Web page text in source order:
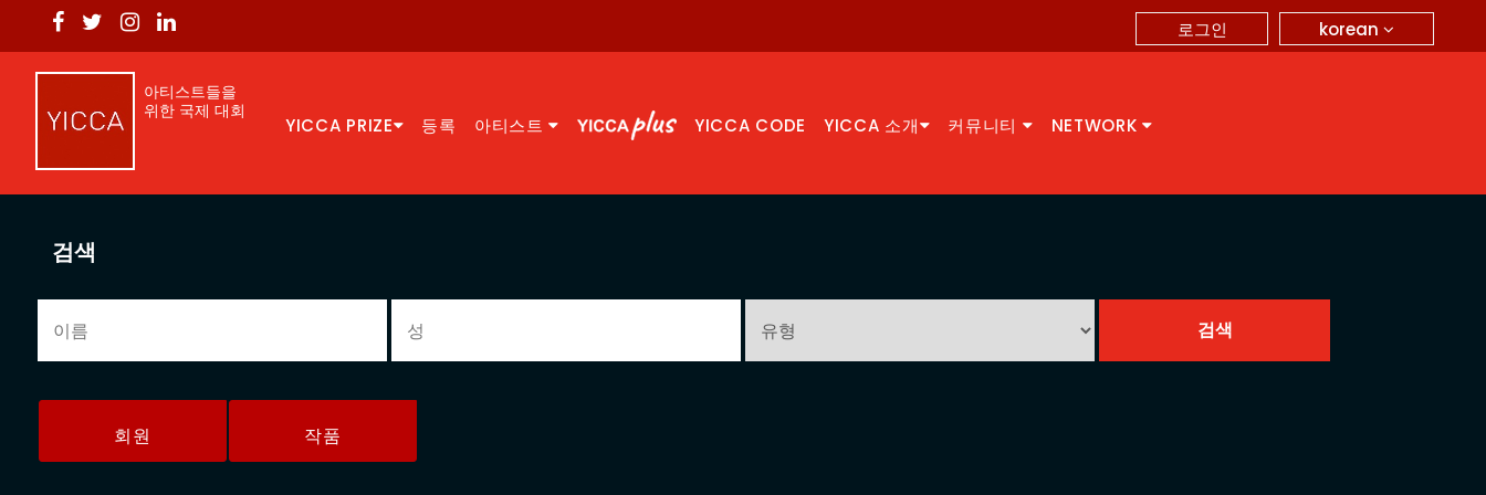
korean
로그인
아티스트들을
위한 국제 대회
YICCA PRIZE 등록 아티스트 YICCA CODE YICCA 소개 커뮤니티 NETWORK
검색
회원 작품